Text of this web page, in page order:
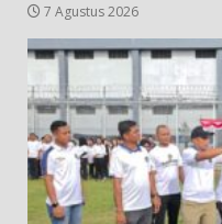
7 Agustus 2026